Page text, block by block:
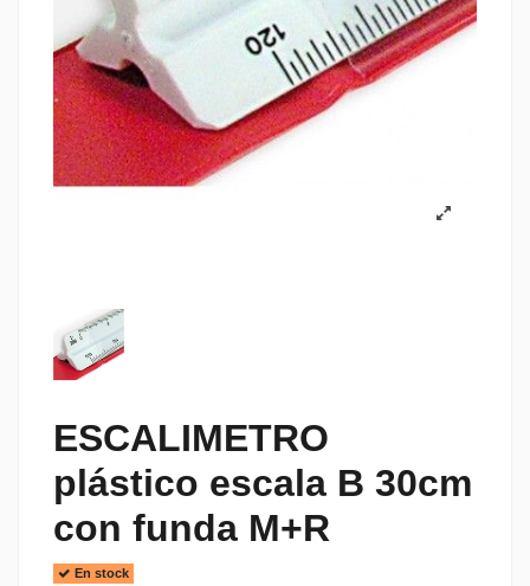
ESCALIMETRO
plástico escala B 30cm
con funda M+R
En stock